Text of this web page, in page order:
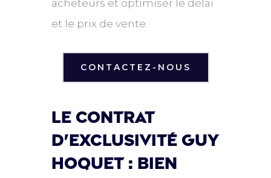
et le prix de vente.
CONTACTEZ-NOUS
Le contrat
d'exclusivité guy
hoquet : bien